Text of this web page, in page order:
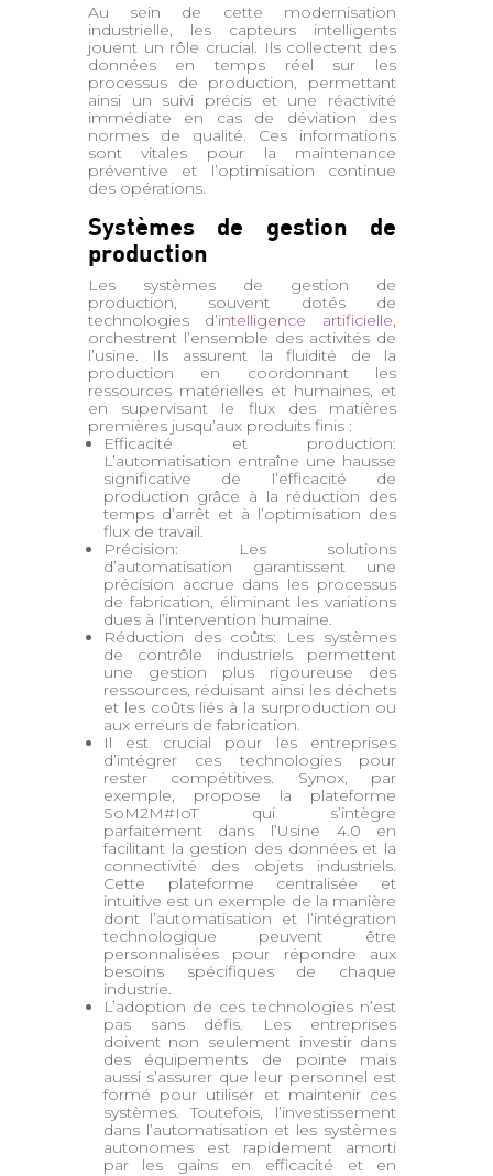
Au sein de cette modernisation
industrielle, les capteurs intelligents
jouent un rôle crucial. Ils collectent des
données en temps réel sur les
processus de production, permettant
ainsi un suivi précis et une réactivité
immédiate en cas de déviation des
normes de qualité. Ces informations
sont vitales pour la maintenance
préventive et l’optimisation continue
des opérations.
Systèmes de gestion de
production
Les systèmes de gestion de
production, souvent dotés de
technologies d’intelligence artificielle,
orchestrent l’ensemble des activités de
l’usine. Ils assurent la fluidité de la
production en coordonnant les
ressources matérielles et humaines, et
en supervisant le flux des matières
premières jusqu’aux produits finis :
Efficacité et production:
L’automatisation entraîne une hausse
significative de l’efficacité de
production grâce à la réduction des
temps d’arrêt et à l’optimisation des
flux de travail.
Précision: Les solutions
d’automatisation garantissent une
précision accrue dans les processus
de fabrication, éliminant les variations
dues à l’intervention humaine.
Réduction des coûts: Les systèmes
de contrôle industriels permettent
une gestion plus rigoureuse des
ressources, réduisant ainsi les déchets
et les coûts liés à la surproduction ou
aux erreurs de fabrication.
Il est crucial pour les entreprises
d’intégrer ces technologies pour
rester compétitives. Synox, par
exemple, propose la plateforme
SoM2M#IoT qui s’intègre
parfaitement dans l’Usine 4.0 en
facilitant la gestion des données et la
connectivité des objets industriels.
Cette plateforme centralisée et
intuitive est un exemple de la manière
dont l’automatisation et l’intégration
technologique peuvent être
personnalisées pour répondre aux
besoins spécifiques de chaque
industrie.
L’adoption de ces technologies n’est
pas sans défis. Les entreprises
doivent non seulement investir dans
des équipements de pointe mais
aussi s’assurer que leur personnel est
formé pour utiliser et maintenir ces
systèmes. Toutefois, l’investissement
dans l’automatisation et les systèmes
autonomes est rapidement amorti
par les gains en efficacité et en